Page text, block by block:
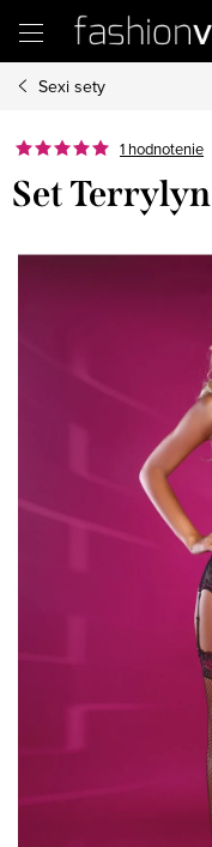
obsah
Sexi sety
1 hodnotenie
Set Terrylyn